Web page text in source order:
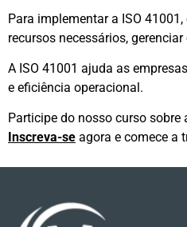
Para implementar a ISO
recursos necessários,
A ISO 41001 ajuda as
e eficiência operacional.
Participe do nosso curso sobre
Inscreva-se agora e comece a